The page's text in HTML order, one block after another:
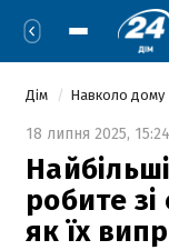
Дім Навколо дому
18 липня 2025, 15:24
робите
як їх